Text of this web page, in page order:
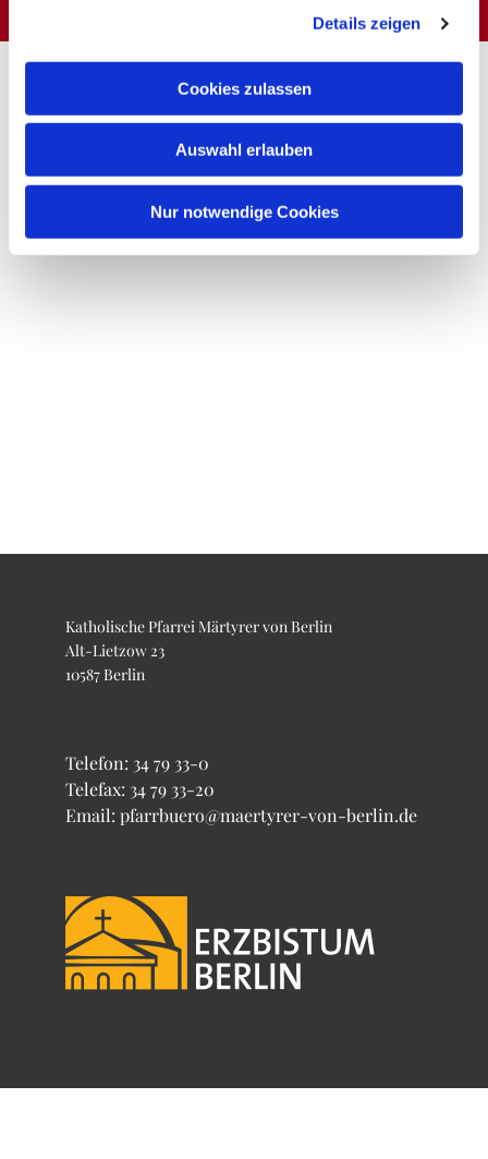
Details zeigen
Cookies zulassen
Auswahl erlauben
Nur notwendige Cookies
Katholische Pfarrei Märtyrer von Berlin
Alt-Lietzow 23
10587 Berlin
Telefon: 34 79 33-0
Telefax: 34 79 33-20
Email: pfarrbuero@maertyrer-von-berlin.de